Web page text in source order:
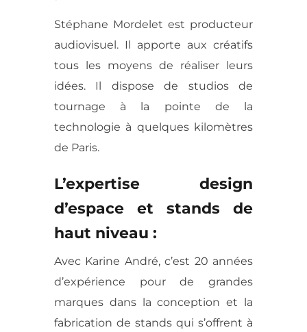
Stéphane Mordelet est producteur
audiovisuel. Il apporte aux créatifs
tous les moyens de réaliser leurs
idées. Il dispose de studios de
tournage à la pointe de la
technologie à quelques kilomètres
de Paris.
L’expertise design
d’espace et stands de
haut niveau :
Avec Karine André, c’est 20 années
d’expérience pour de grandes
marques dans la conception et la
fabrication de stands qui s’offrent à